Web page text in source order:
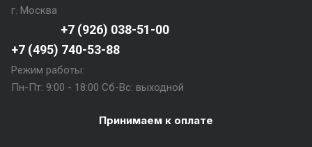
г. Москва
+7 (926) 038-51-00
+7 (495) 740-53-88
Режим работы:
Пн-Пт: 9:00 - 18:00 Сб-Вс: выходной
Принимаем к оплате